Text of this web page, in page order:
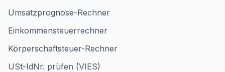
Umsatzprognose-Rechner
Einkommensteuerrechner
Körperschaftsteuer-Rechner
USt-IdNr. prüfen (VIES)